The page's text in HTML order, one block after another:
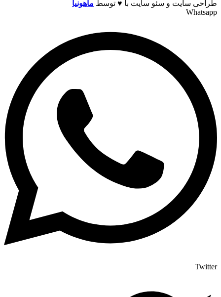
طراحی سایت و سئو سایت با ♥️ ️توسط ماهونیا
Whatsapp
Twitter